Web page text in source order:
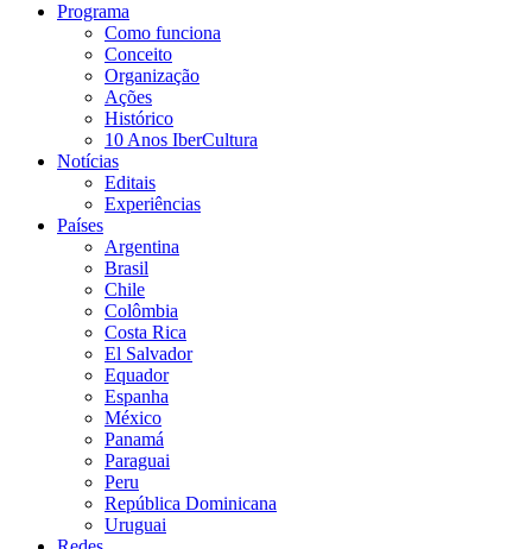
Programa
Como funciona
Conceito
Organização
Ações
Histórico
10 Anos IberCultura
Notícias
Editais
Experiências
Países
Argentina
Brasil
Chile
Colômbia
Costa Rica
El Salvador
Equador
Espanha
México
Panamá
Paraguai
Peru
República Dominicana
Uruguai